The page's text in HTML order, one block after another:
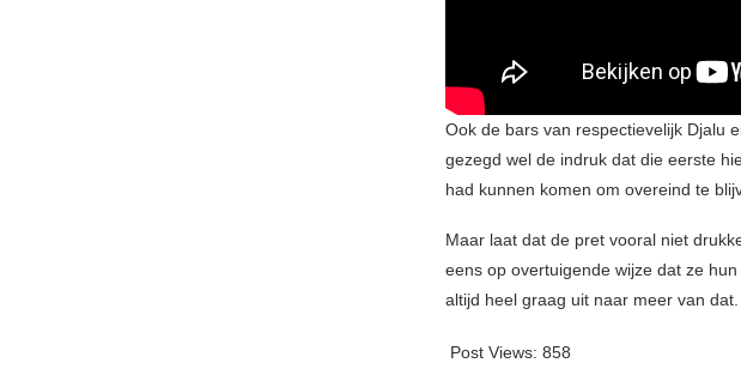
Ook de bars van respectievelijk Djalu
gezegd wel de indruk dat die eerste
had kunnen komen om overeind te
Maar laat dat de pret vooral niet
eens op overtuigende wijze dat ze
altijd heel graag uit naar meer van dat.
Post Views: 858